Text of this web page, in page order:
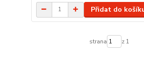
Přidat do
strana z 1